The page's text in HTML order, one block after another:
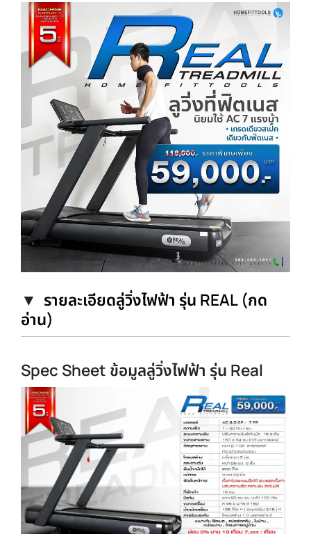
▼ รายละเอียดลู่วิ่งไฟฟ้า รุ่น REAL (กด
อ่าน)
Spec Sheet ข้อมูลลู่วิ่งไฟฟ้า รุ่น Real